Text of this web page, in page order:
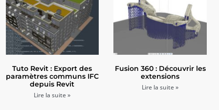
Tuto Revit : Export des
paramètres communs IFC
depuis Revit
Lire la suite »
Fusion 360 : Découvrir les
extensions
Lire la suite »